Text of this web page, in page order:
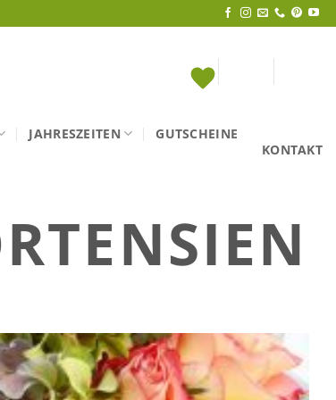
JAHRESZEITEN
GUTSCHEINE
KONTAKT